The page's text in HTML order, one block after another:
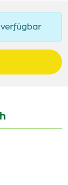
verfügbar